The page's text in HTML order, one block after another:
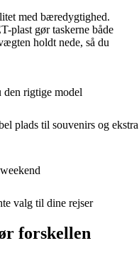
med bæredygtighed.
plast gør taskerne både
holdt nede, så du
rigtige model
plads til souvenirs og ekstra
valg til dine rejser
forskellen